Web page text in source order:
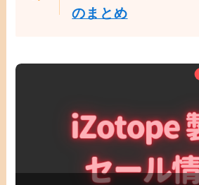
のまとめ